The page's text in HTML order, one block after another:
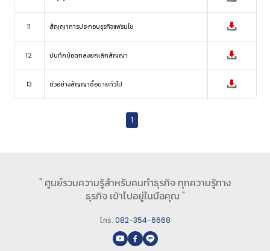
11 สัญญาการประกอบธุรกิจแฟรนไช
12 บันทึกข้อตกลงยกเลิกสัญญา
13 ตัวอย่างสัญญาซื้อขายทั่วไป
1
" ศูนย์รวมความรู้สำหรับคนทำธุรกิจ ทุกความรู้ทาง
ธุรกิจ เข้าไปอยู่ในมือคุณ "
โทร. 082-354-6668